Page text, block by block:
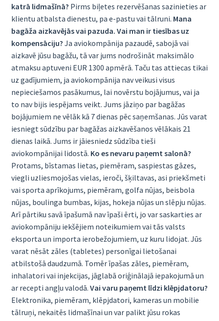
katrā lidmašīnā? Pirms biļetes rezervēšanas sazinieties ar
klientu atbalsta dienestu, pa e-pastu vai tālruni. Mana
bagāža aizkavējās vai pazuda. Vai man ir tiesības uz
kompensāciju? Ja aviokompānija pazaudē, sabojā vai
aizkavē jūsu bagāžu, tā var jums nodrošināt maksimālo
atmaksu aptuveni EUR 1300 apmērā. Taču tas attiecas tikai
uz gadījumiem, ja aviokompānija nav veikusi visus
nepieciešamos pasākumus, lai novērstu bojājumus, vai ja
to nav bijis iespējams veikt. Jums jāziņo par bagāžas
bojājumiem ne vēlāk kā 7 dienas pēc saņemšanas. Jūs varat
iesniegt sūdzību par bagāžas aizkavēšanos vēlākais 21
dienas laikā. Jums ir jāiesniedz sūdzība tieši
aviokompānijai lidostā. Ko es nevaru paņemt salonā?
Protams, bīstamas lietas, piemēram, saspiestas gāzes,
viegli uzliesmojošas vielas, ieroči, šķiltavas, asi priekšmeti
vai sporta aprīkojums, piemēram, golfa nūjas, beisbola
nūjas, boulinga bumbas, kijas, hokeja nūjas un slēpju nūjas.
Arī pārtiku savā īpašumā nav īpaši ērti, jo var saskarties ar
aviokompāniju iekšējiem noteikumiem vai tās valsts
eksporta un importa ierobežojumiem, uz kuru lidojat. Jūs
varat nēsāt zāles (tabletes) personīgai lietošanai
atbilstošā daudzumā. Tomēr īpašas zāles, piemēram,
inhalatori vai injekcijas, jāglabā oriģinālajā iepakojumā un
ar recepti angļu valodā. Vai varu paņemt līdzi klēpjdatoru?
Elektronika, piemēram, klēpjdatori, kameras un mobilie
tālruņi, nekaitēs lidmašīnai un var palikt jūsu rokas